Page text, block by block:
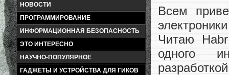
НОВОСТИ
ПРОГРАММИРОВАНИЕ
ИНФОРМАЦИОННАЯ БЕЗОПАСНОСТЬ
ЭТО ИНТЕРЕСНО
НАУЧНО-ПОПУЛЯРНОЕ
ГАДЖЕТЫ И УСТРОЙСТВА ДЛЯ ГИКОВ
Всем
Читаю
одного